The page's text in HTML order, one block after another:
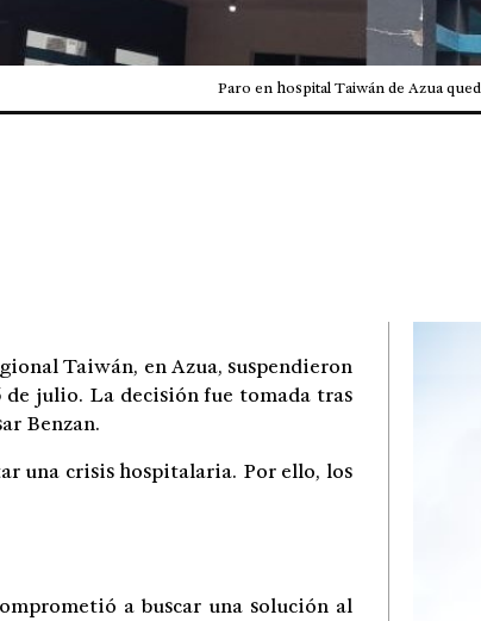
Paro en hospital Taiwán de Azua
Taiwán, en Azua, suspendieron
julio. La decisión fue tomada tras
Benzan.
una crisis hospitalaria. Por ello, los
a buscar una solución al